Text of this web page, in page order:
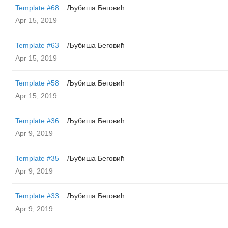
Template #68
Љубиша Беговић
Apr 15, 2019
Template #63
Љубиша Беговић
Apr 15, 2019
Template #58
Љубиша Беговић
Apr 15, 2019
Template #36
Љубиша Беговић
Apr 9, 2019
Template #35
Љубиша Беговић
Apr 9, 2019
Template #33
Љубиша Беговић
Apr 9, 2019